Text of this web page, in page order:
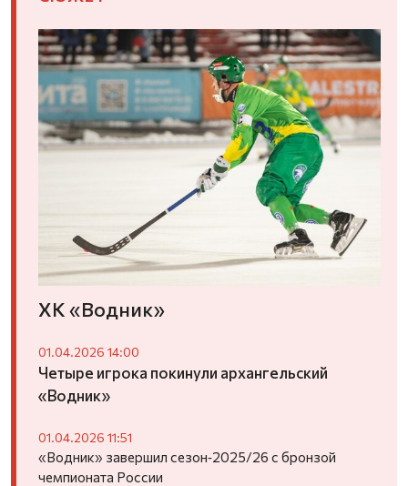
ХК «Водник»
01.04.2026 14:00
Четыре игрока покинули архангельский
«Водник»
01.04.2026 11:51
«Водник» завершил сезон‑2025/26 с бронзой
чемпионата России